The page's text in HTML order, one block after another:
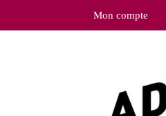
Mon compte